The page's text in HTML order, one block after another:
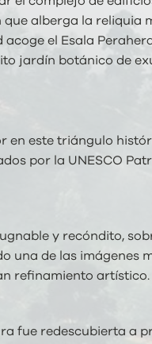
alberga la reliquia
el Esala
jardín botánico de
en este triángulo
por la UNESCO
y recóndito,
de las imágenes
refinamiento artístico.
fue redescubierta a